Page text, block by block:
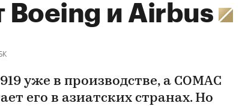
Boeing и Airbus
уже в производстве, а COMAC
его в азиатских странах. Но